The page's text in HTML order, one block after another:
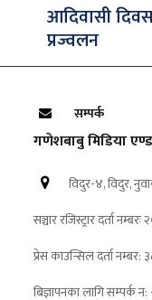
आदिवासी
प्रज्वलन
सम्पर्क
गणेशबाबु मिडिया एण्ड
विदुर-४, विदुर,
सञ्चार रजिस्ट्रार दर्ता
प्रेस काउन्सिल दर्ता नम्बर:
बिज्ञापनका लागि